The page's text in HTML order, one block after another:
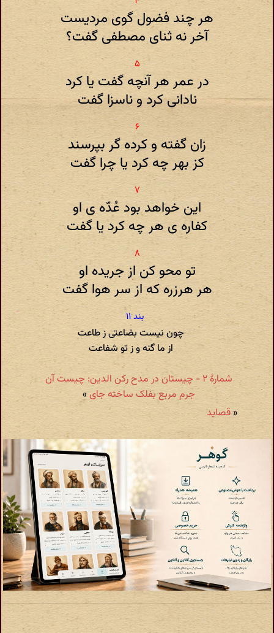
هر چند فضول گوی مردیست
آخر نه ثنای مصطفی گفت؟
در عمر هر آنچه گفت یا کرد
نادانی کرد و ناسزا گفت
زان گفته و کرده گر بپرسند
کز بهر چه کرد یا چرا گفت
این خواهد بود عُدّه ی او
کفاره ی هر چه کرد یا گفت
تو محو کن از جریده او
هر هرزره که از سر هوا گفت
چون نیست بضاعتی ز طاعت
از ما گنه و ز تو شفاعت
شمارهٔ ۲ - چیستان در مدح رکن الدین: چیست آن
جرم مربع بفلک ساخته جای»
« قصاید